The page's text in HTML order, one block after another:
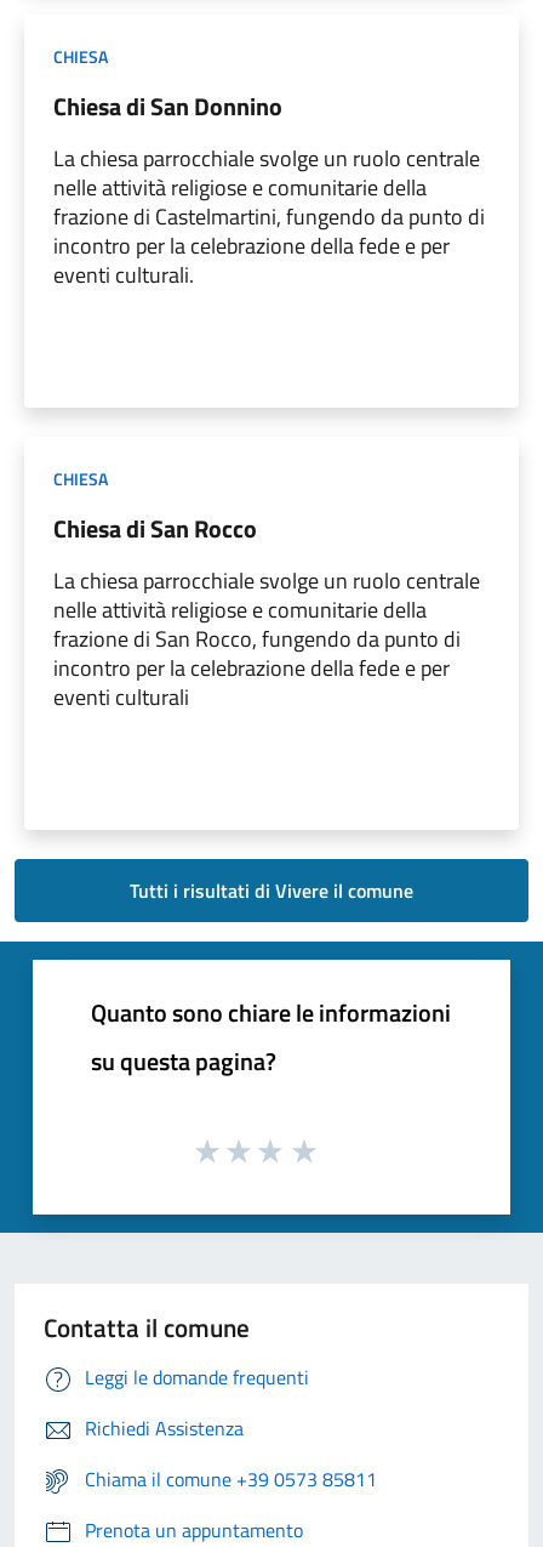
CHIESA
Chiesa di San Donnino
La chiesa parrocchiale svolge un ruolo centrale
nelle attività religiose e comunitarie della
frazione di Castelmartini, fungendo da punto di
incontro per la celebrazione della fede e per
eventi culturali.
CHIESA
Chiesa di San Rocco
La chiesa parrocchiale svolge un ruolo centrale
nelle attività religiose e comunitarie della
frazione di San Rocco, fungendo da punto di
incontro per la celebrazione della fede e per
eventi culturali
Tutti i risultati di Vivere il comune
Quanto sono chiare le informazioni
su questa pagina?
Contatta il comune
Leggi le domande frequenti
Richiedi Assistenza
Chiama il comune +39 0573 85811
Prenota un appuntamento